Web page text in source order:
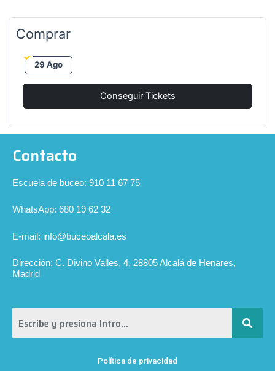
Comprar
29 Ago
Conseguir Tickets
Contacto
Escuela de buceo: 910 11 67 75
WhatsApp: 680 19 62 32
E-mail: info@buceoalcala.es
Dirección: C. Divino Valles, 4, 28805 Alcalá de Henares,
Madrid
Política de privacidad